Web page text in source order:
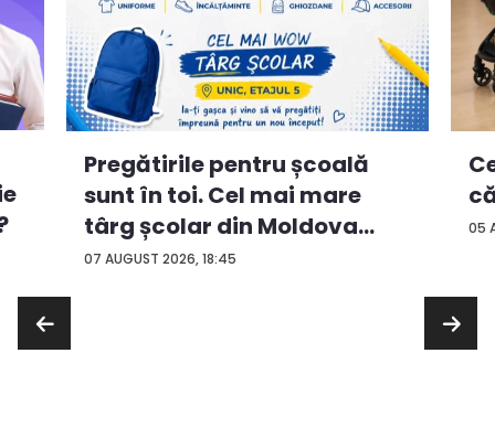
07 AUGUST 2026, 18:45
Pregătirile pentru școală
sunt în toi. Cel mai mare
târg școlar din Moldova
con...
05